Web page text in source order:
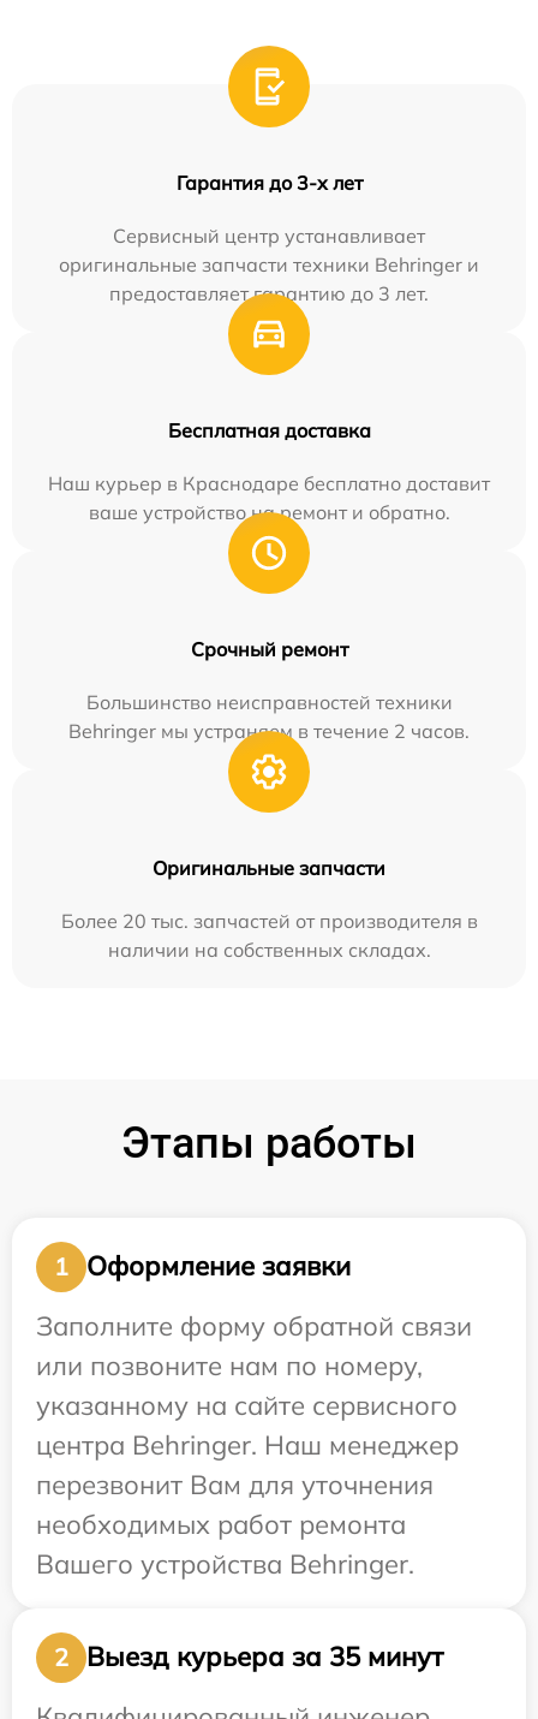
Гарантия до 3-х лет
Сервисный центр устанавливает
оригинальные запчасти техники Behringer и
предоставляет гарантию до 3 лет.
Бесплатная доставка
Наш курьер в Краснодаре бесплатно доставит
ваше устройство на ремонт и обратно.
Срочный ремонт
Большинство неисправностей техники
Behringer мы устраняем в течение 2 часов.
Оригинальные запчасти
Более 20 тыс. запчастей от производителя в
наличии на собственных складах.
Этапы работы
1
Оформление заявки
Заполните форму обратной связи
или позвоните нам по номеру,
указанному на сайте сервисного
центра Behringer. Наш менеджер
перезвонит Вам для уточнения
необходимых работ ремонта
Вашего устройства Behringer.
2
Выезд курьера за 35 минут